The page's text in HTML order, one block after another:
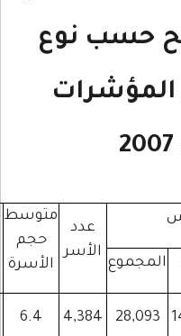
المنشآت
عدد
المباني
عدد
المساكن
645
3,227
4,602